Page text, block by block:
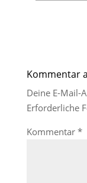
Kommentar
Deine E-Mail-
Erforderliche
Kommentar *